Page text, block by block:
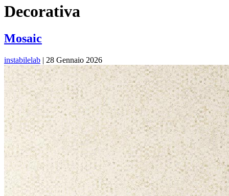
Decorativa
Mosaic
instabilelab | 28 Gennaio 2026